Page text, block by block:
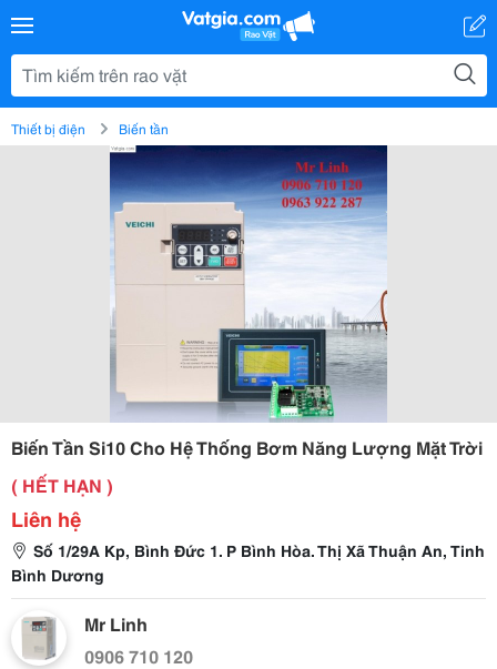
Thiết bị điện Biến tần
Biến Tần Si10 Cho Hệ Thống Bơm Năng Lượng Mặt Trời
( HẾT HẠN )
Liên hệ
Số 1/29A Kp, Bình Đức 1. P Bình Hòa. Thị Xã Thuận An, Tinh
Bình Dương
Mr Linh
0906 710 120